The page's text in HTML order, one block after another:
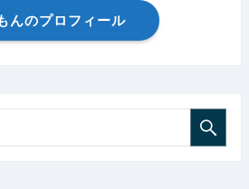
んのプロフィール